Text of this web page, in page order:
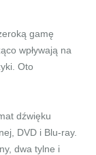
gamę
wpływają na
Oto
dźwięku
DVD i Blu-ray.
dwa tylne i